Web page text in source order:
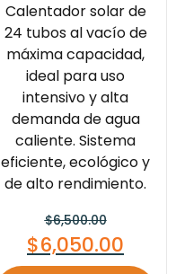
Calentador solar de
24 tubos al vacío de
máxima capacidad,
ideal para uso
intensivo y alta
demanda de agua
caliente. Sistema
eficiente, ecológico y
de alto rendimiento.
$6,500.00
$6,050.00